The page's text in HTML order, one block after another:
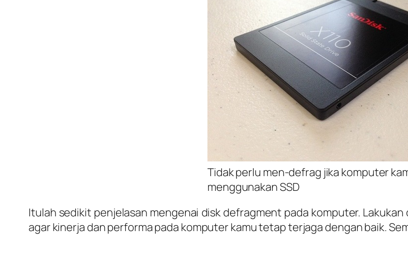
Tidak perlu men-defrag jika komputer
menggunakan SSD
Itulah sedikit penjelasan mengenai disk defragment pada komputer.
agar kinerja dan performa pada komputer kamu tetap terjaga dengan baik.